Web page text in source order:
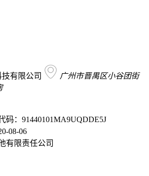
有限公司
广州市晋禺区小谷团街
码：91440101MA9UQDDE5J
08-06
有限责任公司